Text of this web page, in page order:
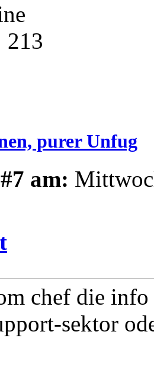
213
purer Unfug
am:
chef die info
sektor